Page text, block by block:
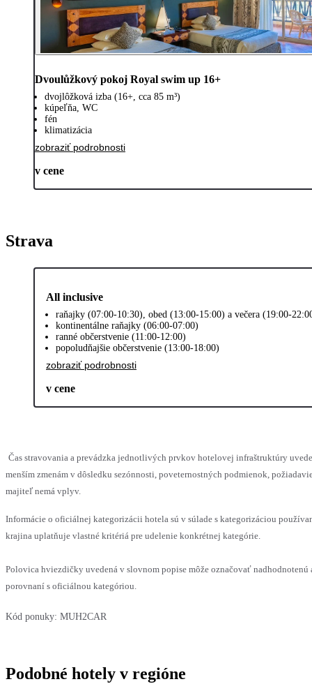
Dvoulůžkový pokoj Royal swim up 16+
dvojlôžková izba (16+, cca 85 m³)
kúpeľňa, WC
fén
klimatizácia
zobraziť podrobnosti
v cene
Strava
All inclusive
raňajky (07:00-10:30), obed (13:00-15:00) a večera (19:00-
kontinentálne raňajky (06:00-07:00)
ranné občerstvenie (11:00-12:00)
popoludňajšie občerstvenie (13:00-18:00)
zobraziť podrobnosti
v cene
Čas stravovania a prevádzka jednotlivých prvkov hotelovej infraštruktúry
menším zmenám v dôsledku sezónnosti, poveternostných podmienok,
majiteľ nemá vplyv.
Informácie o oficiálnej kategorizácii hotela sú v súlade s kategorizáciou
krajina uplatňuje vlastné kritériá pre udelenie konkrétnej kategórie.
Polovica hviezdičky uvedená v slovnom popise môže označovať
porovnaní s oficiálnou kategóriou.
Kód ponuky: MUH2CAR
Podobné hotely v regióne